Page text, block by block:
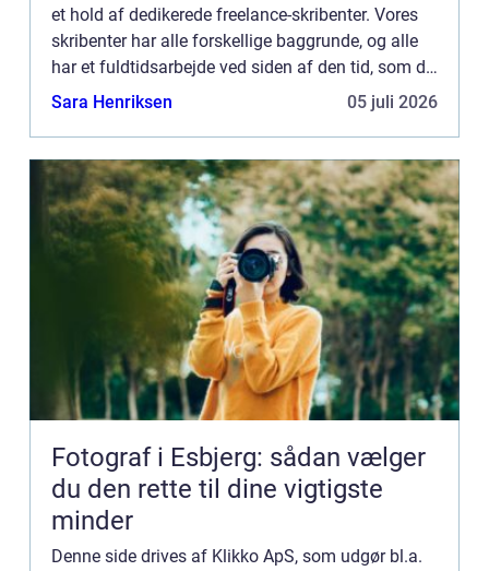
et hold af dedikerede freelance-skribenter. Vores
skribenter har alle forskellige baggrunde, og alle
har et fuldtidsarbejde ved siden af den tid, som de
bruger på at skrive aktuelle indlæg til denne bl...
Sara Henriksen 05 juli 2026
Fotograf i Esbjerg: sådan vælger
du den rette til dine vigtigste
minder
Denne side drives af Klikko ApS, som udgør bl.a.